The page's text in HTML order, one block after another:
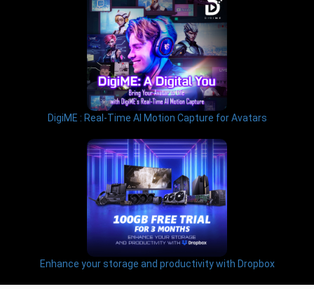
DigiME : Real-Time AI Motion Capture for Avatars
Enhance your storage and productivity with Dropbox